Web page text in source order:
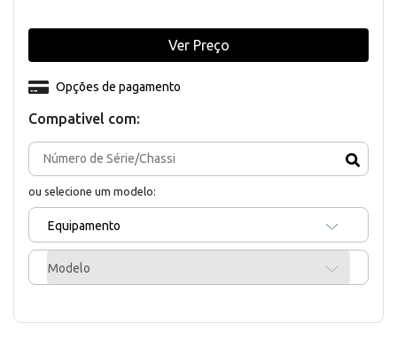
Compativel com:
ou selecione um modelo:
Equipamento
Modelo
Opções de pagamento
Ver Preço